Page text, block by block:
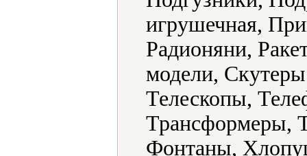
игрушечная,
Радионяни,
модели,
Телескопы,
Трансформеры,
Фонтаны,